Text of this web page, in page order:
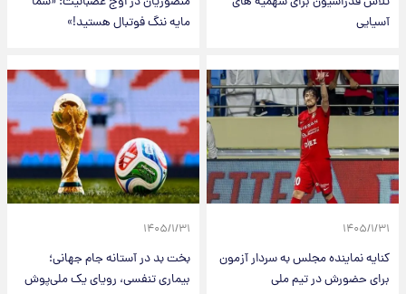
آسیایی
مایه ننگ فوتبال هستید!»
۱۴۰۵/۱/۳۱
کنایه نماینده مجلس به سردار آزمون
برای حضورش در تیم ملی
۱۴۰۵/۱/۳۱
بخت بد در آستانه جام جهانی؛
بیماری تنفسی، رویای یک ملی‌پوش